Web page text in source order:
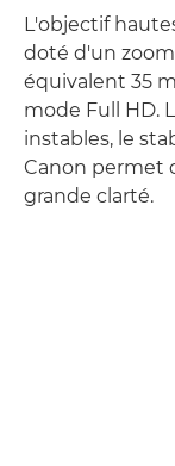
L'objectif
doté d'un zoom
équivalent 35
mode Full HD.
instables, le
Canon permet
grande clarté.